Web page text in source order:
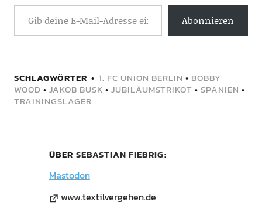
Abonnieren
SCHLAGWÖRTER 1. FC UNION BERLIN • BOBBY
WOOD • JAKOB BUSK • JUBILÄUMSTRIKOT • SPANIEN •
TRAININGSLAGER
ÜBER SEBASTIAN FIEBRIG
Mastodon
www.textilvergehen.de